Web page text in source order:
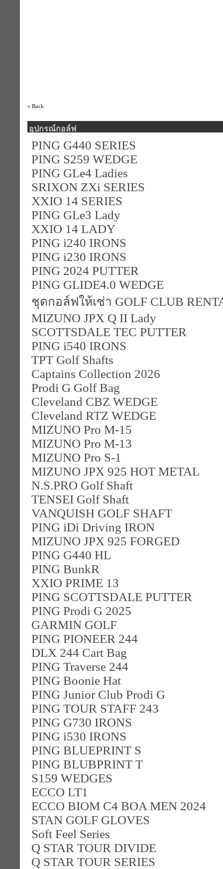
« Back
อุปกรณ์กอล์ฟ
PING G440 SERIES
PING S259 WEDGE
PING GLe4 Ladies
SRIXON ZXi SERIES
XXIO 14 SERIES
PING GLe3 Lady
XXIO 14 LADY
PING i240 IRONS
PING i230 IRONS
PING 2024 PUTTER
PING GLIDE4.0 WEDGE
ชุดกอล์ฟให้เช่า GOLF CLUB
MIZUNO JPX Q II Lady
SCOTTSDALE TEC PUTTER
PING i540 IRONS
TPT Golf Shafts
Captains Collection 2026
Prodi G Golf Bag
Cleveland CBZ WEDGE
Cleveland RTZ WEDGE
MIZUNO Pro M-15
MIZUNO Pro M-13
MIZUNO Pro S-1
MIZUNO JPX 925 HOT METAL
N.S.PRO Golf Shaft
TENSEI Golf Shaft
VANQUISH GOLF SHAFT
PING iDi Driving IRON
MIZUNO JPX 925 FORGED
PING G440 HL
PING BunkR
XXIO PRIME 13
PING SCOTTSDALE PUTTER
PING Prodi G 2025
GARMIN GOLF
PING PIONEER 244
DLX 244 Cart Bag
PING Traverse 244
PING Boonie Hat
PING Junior Club Prodi G
PING TOUR STAFF 243
PING G730 IRONS
PING i530 IRONS
PING BLUEPRINT S
PING BLUBPRINT T
S159 WEDGES
ECCO LT1
ECCO BIOM C4 BOA MEN 2024
STAN GOLF GLOVES
Soft Feel Series
Q STAR TOUR DIVIDE
Q STAR TOUR SERIES